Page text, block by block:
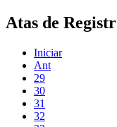
Atas de
Iniciar
Ant
29
30
31
32